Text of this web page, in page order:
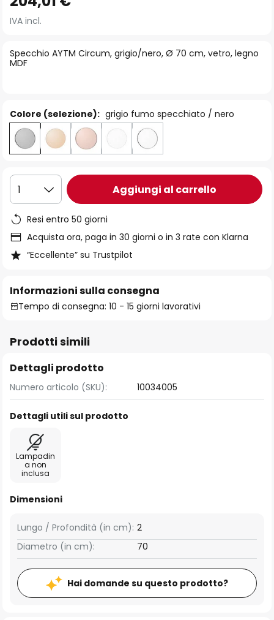
all'inizio
della
immagini
Specchio AYTM Circum, grigio/nero, Ø 70 cm, vetro, legno
MDF
IVA incl.
Colore (selezione): grigio fumo specchiato / nero
1 Aggiungi al carrello
Resi entro 50 giorni
Acquista ora, paga in 30 giorni o in 3 rate con Klarna
“Eccellente” su Trustpilot
Informazioni sulla consegna
Tempo di consegna: 10 - 15 giorni lavorativi
Prodotti simili
Dettagli prodotto
Numero articolo (SKU): 10034005
Dettagli utili sul prodotto
Lampadin
a non
inclusa
Dimensioni
Lungo / Profondità (in cm): 2
Diametro (in cm):
70
Hai domande su questo prodotto?